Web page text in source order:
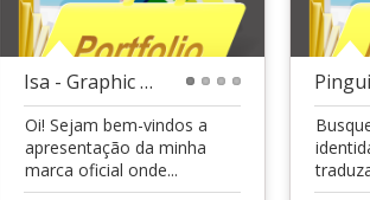
Isa - Graphic Design
Oi! Sejam bem-vindos a
apresentação da minha
marca oficial onde...